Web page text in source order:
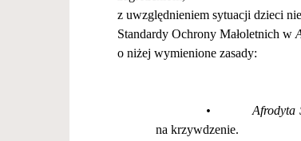
z uwzględnieniem sytuacji dzieci
Standardy Ochrony Małoletnich w
o niżej wymienione zasady:
• Afrodyta
na krzywdzenie.